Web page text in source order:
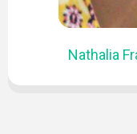
Nathalia